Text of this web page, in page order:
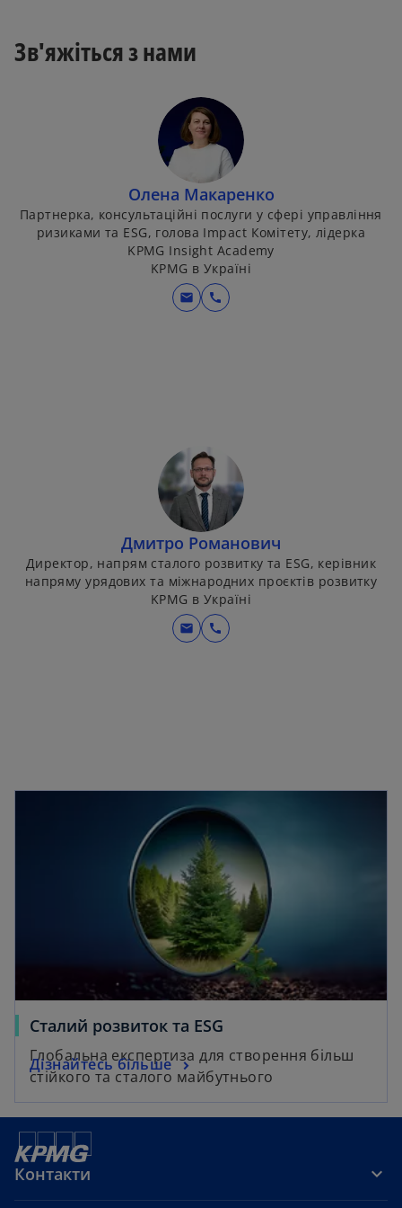
Зв'яжіться з нами
Олена Макаренко
Партнерка, консультаційні послуги у сфері управління
ризиками та ESG, голова Impact Комітету, лідерка
KPMG Insight Academy
KPMG в Україні
mail call
Дмитро Романович
Директор, напрям сталого розвитку та ESG, керівник
напряму урядових та міжнародних проєктів розвитку
KPMG в Україні
mail call
Сталий розвиток та ESG
Глобальна експертиза для створення більш
стійкого та сталого майбутнього
Дізнайтесь більше
Контакти